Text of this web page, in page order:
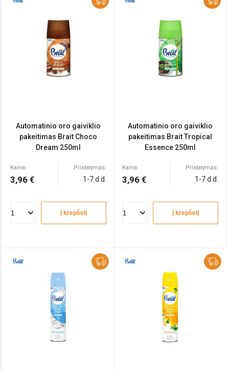
Automatinio oro gaiviklio
pakeitimas Brait Choco
Dream 250ml
Kaina:
3,96 €
Pristatymas:
1-7 d.d.
Į krepšelį
Automatinio oro gaiviklio
pakeitimas Brait Tropical
Essence 250ml
Kaina:
3,96 €
Pristatymas:
1-7 d.d.
Į krepšelį